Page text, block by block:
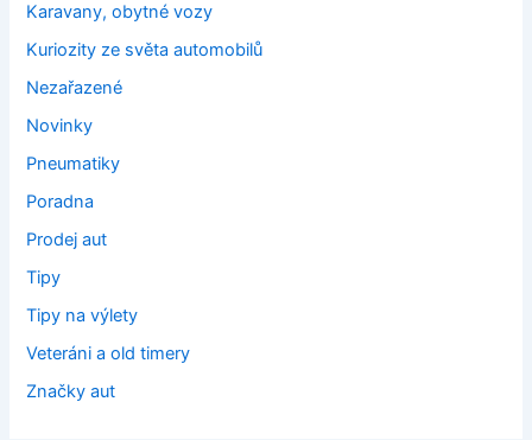
Karavany, obytné vozy
Kuriozity ze světa automobilů
Nezařazené
Novinky
Pneumatiky
Poradna
Prodej aut
Tipy
Tipy na výlety
Veteráni a old timery
Značky aut